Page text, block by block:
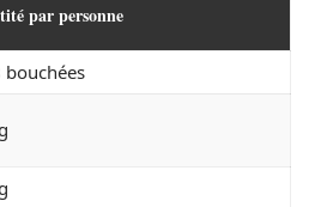
par personne
bouchées